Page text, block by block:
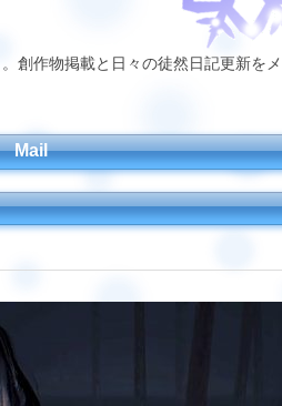
創作物掲載と日々の徒然日記更新
Mail